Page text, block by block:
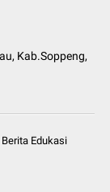
Kab.Soppeng,
Berita Edukasi